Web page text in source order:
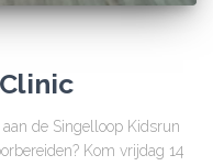
de Singelloop Kidsrun
Kom vrijdag 14